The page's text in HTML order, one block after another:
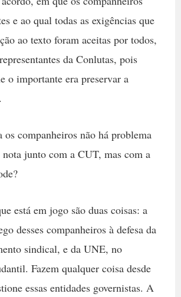
e ao qual todas as exigências que
ao texto foram aceitas por todos,
da Conlutas, pois
o importante era preservar a
os companheiros não há problema
nota junto com a CUT, mas com a
está em jogo são duas coisas: a
desses companheiros à defesa da
sindical, e da UNE, no
Fazem qualquer coisa desde
essas entidades governistas. A